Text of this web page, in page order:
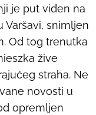
je put viđen na
Varšavi, snimljen
Od tog trenutka
žive
straha. Ne
novosti u
opremljen